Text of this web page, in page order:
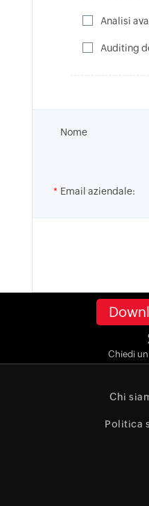
Analisi
Auditing
Nome
* Email aziendale:
Chiedi
Chi
Politica